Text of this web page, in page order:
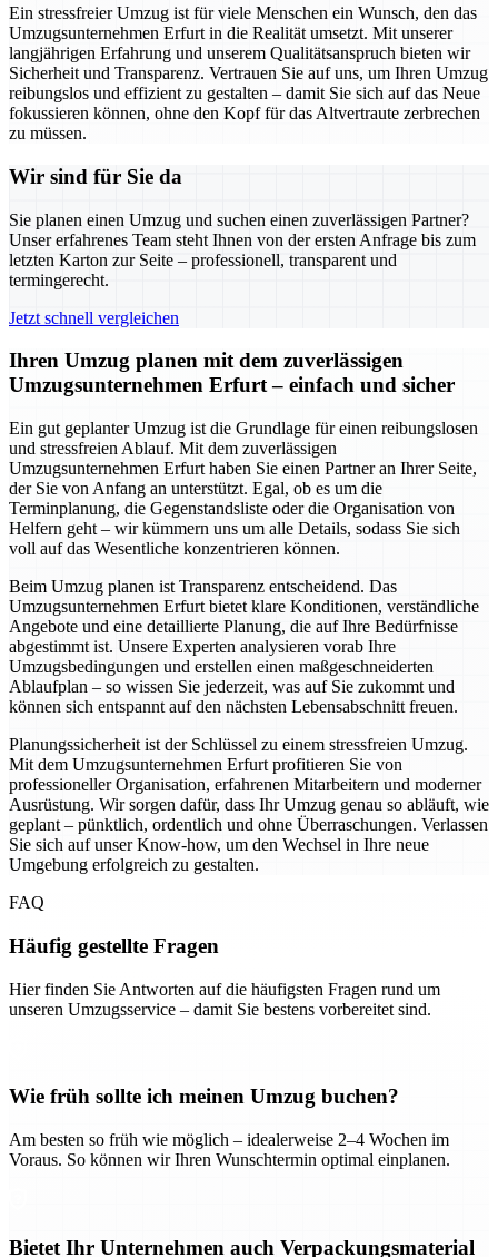
Ein stressfreier Umzug ist für viele Menschen ein Wunsch, den das
Umzugsunternehmen Erfurt in die Realität umsetzt. Mit unserer
langjährigen Erfahrung und unserem Qualitätsanspruch bieten wir
Sicherheit und Transparenz. Vertrauen Sie auf uns, um Ihren Umzug
reibungslos und effizient zu gestalten – damit Sie sich auf das Neue
fokussieren können, ohne den Kopf für das Altvertraute zerbrechen
zu müssen.
Wir sind für Sie da
Sie planen einen Umzug und suchen einen zuverlässigen Partner?
Unser erfahrenes Team steht Ihnen von der ersten Anfrage bis zum
letzten Karton zur Seite – professionell, transparent und
termingerecht.
Jetzt schnell vergleichen
Ihren Umzug planen mit dem zuverlässigen
Umzugsunternehmen Erfurt – einfach und sicher
Ein gut geplanter Umzug ist die Grundlage für einen reibungslosen
und stressfreien Ablauf. Mit dem zuverlässigen
Umzugsunternehmen Erfurt haben Sie einen Partner an Ihrer Seite,
der Sie von Anfang an unterstützt. Egal, ob es um die
Terminplanung, die Gegenstandsliste oder die Organisation von
Helfern geht – wir kümmern uns um alle Details, sodass Sie sich
voll auf das Wesentliche konzentrieren können.
Beim Umzug planen ist Transparenz entscheidend. Das
Umzugsunternehmen Erfurt bietet klare Konditionen, verständliche
Angebote und eine detaillierte Planung, die auf Ihre Bedürfnisse
abgestimmt ist. Unsere Experten analysieren vorab Ihre
Umzugsbedingungen und erstellen einen maßgeschneiderten
Ablaufplan – so wissen Sie jederzeit, was auf Sie zukommt und
können sich entspannt auf den nächsten Lebensabschnitt freuen.
Planungssicherheit ist der Schlüssel zu einem stressfreien Umzug.
Mit dem Umzugsunternehmen Erfurt profitieren Sie von
professioneller Organisation, erfahrenen Mitarbeitern und moderner
Ausrüstung. Wir sorgen dafür, dass Ihr Umzug genau so abläuft, wie
geplant – pünktlich, ordentlich und ohne Überraschungen. Verlassen
Sie sich auf unser Know-how, um den Wechsel in Ihre neue
Umgebung erfolgreich zu gestalten.
FAQ
Häufig gestellte Fragen
Hier finden Sie Antworten auf die häufigsten Fragen rund um
unseren Umzugsservice – damit Sie bestens vorbereitet sind.
Wie früh sollte ich meinen Umzug buchen?
Am besten so früh wie möglich – idealerweise 2–4 Wochen im
Voraus. So können wir Ihren Wunschtermin optimal einplanen.
Bietet Ihr Unternehmen auch Verpackungsmaterial